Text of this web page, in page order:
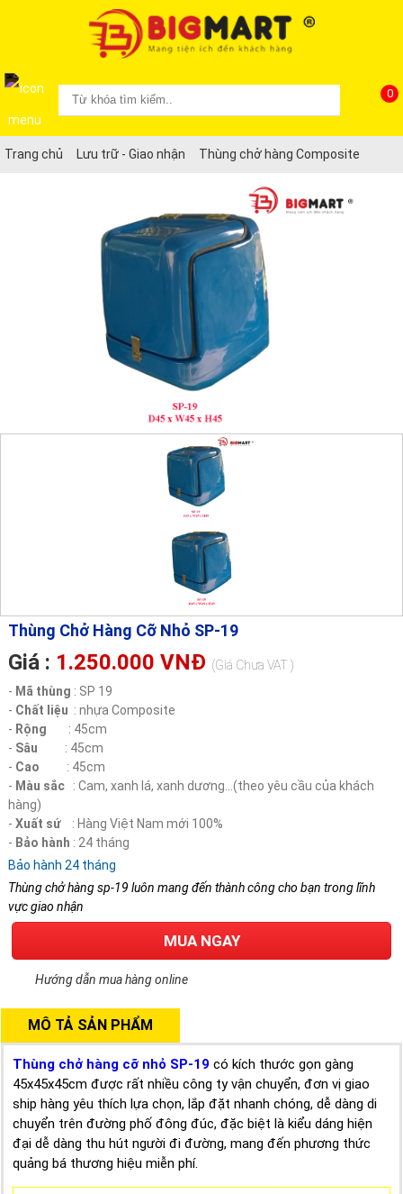
0
Trang chủ Lưu trữ - Giao nhận Thùng chở hàng Composite
Thùng Chở Hàng Cỡ Nhỏ SP-19
Giá : 1.250.000 VNĐ (Giá Chưa VAT )
- Mã thùng : SP 19
- Chất liệu : nhựa Composite
- Rộng : 45cm
- Sâu : 45cm
- Cao : 45cm
- Màu sắc : Cam, xanh lá, xanh dương...(theo yêu cầu của khách
hàng)
- Xuất sứ : Hàng Việt Nam mới 100%
- Bảo hành : 24 tháng
Bảo hành 24 tháng
Thùng chở hàng sp-19 luôn mang đến thành công cho bạn trong lĩnh
vực giao nhận
MUA NGAY
Hướng dẫn mua hàng online
MÔ TẢ SẢN PHẨM
Thùng chở hàng cỡ nhỏ SP-19 có kích thước gọn gàng
45x45x45cm được rất nhiều công ty vận chuyển, đơn vị giao
ship hàng yêu thích lựa chọn, lắp đặt nhanh chóng, dễ dàng di
chuyển trên đường phố đông đúc, đặc biệt là kiểu dáng hiện
đại dễ dàng thu hút người đi đường, mang đến phương thức
quảng bá thương hiệu miễn phí.